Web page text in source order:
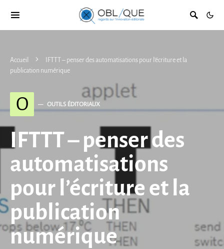
Accueil
IFTTT – penser des automatisations pour l’écriture et la
publication numérique
O OUTILS ÉDITORIAUX
IFTTT – penser des
automatisations
pour l’écriture et la
publication
numérique